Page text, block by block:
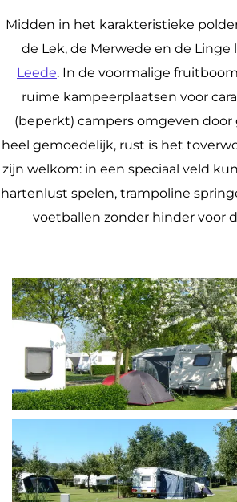
Midden in het karakteristieke
de Lek, de Merwede en de Linge
Leede. In de voormalige
ruime kampeerplaatsen voor
(beperkt) campers omgeven door
heel gemoedelijk, rust is het
zijn welkom: in een speciaal veld
hartenlust spelen, trampoline
voetballen zonder hinder voor